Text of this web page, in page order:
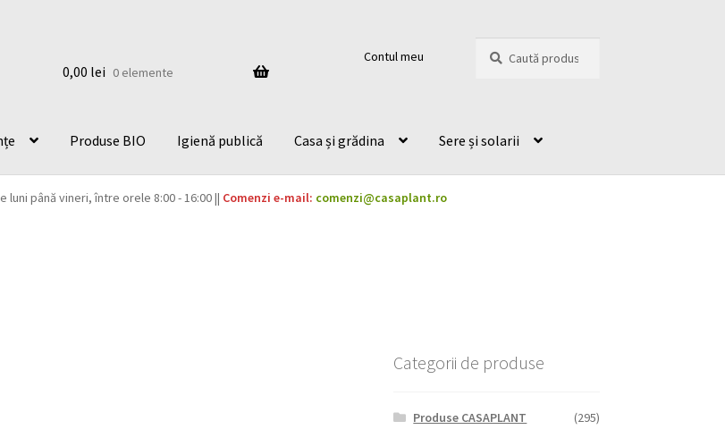
0,00 lei 0 elemente
Contul meu
după:
Produse BIO Igienă publică Casa și grădina Sere și solarii
luni până vineri, între orele 8:00 - 16:00 || Comenzi e-mail: comenzi@casaplant.ro
Categorii de produse
Produse CASAPLANT
(295)